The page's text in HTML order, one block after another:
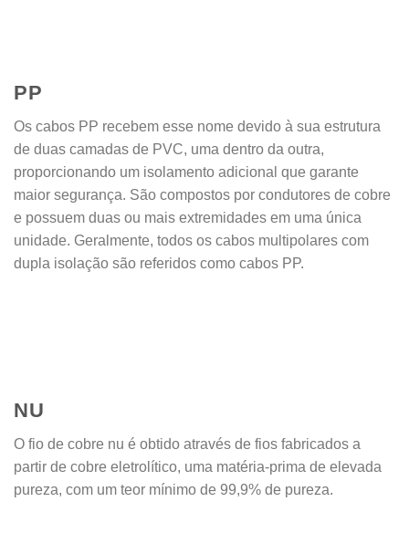
PP
Os cabos PP recebem esse nome devido à sua estrutura
de duas camadas de PVC, uma dentro da outra,
proporcionando um isolamento adicional que garante
maior segurança. São compostos por condutores de cobre
e possuem duas ou mais extremidades em uma única
unidade. Geralmente, todos os cabos multipolares com
dupla isolação são referidos como cabos PP.
NU
O fio de cobre nu é obtido através de fios fabricados a
partir de cobre eletrolítico, uma matéria-prima de elevada
pureza, com um teor mínimo de 99,9% de pureza.